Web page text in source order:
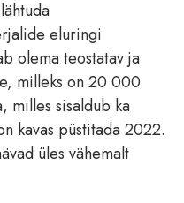
eluringi
olema teostatav ja
milleks on 20 000
milles sisaldub ka
kavas püstitada 2022.
üles vähemalt